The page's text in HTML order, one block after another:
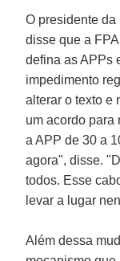
O presidente da
disse que a
defina as APPs
impedimento
alterar o texto e
um acordo para
a APP de 30 a
agora", disse.
todos. Esse
levar a lugar
Além dessa